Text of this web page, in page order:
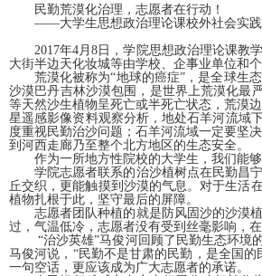
民勤荒漠化治理，志愿者在行动！
——大学生思想政治理论课校外社会实
2017年4月8日，学院思想政治理论课教
大街半边天化妆城等由学校、企事业单位和
荒漠化被称为“地球的癌症”，是全球生
沙漠巴丹吉林沙漠包围，是世界上荒漠化最
等天然沙生植物呈死亡或半死亡状态，荒漠
星遥感影像资料观察分析，地处石羊河流域
度重视民勤治沙问题；石羊河流域一定要坚
到河西走廊乃至整个北方地区的生态安全。
作为一所地方性院校的大学生，我们能
学院志愿者联系的治沙植树点在民勤昌
丘交织，更能触摸到沙漠的气息。对于生活
植物扎根于此，坚守最后的屏障。
志愿者团队种植的就是防风固沙的沙漠
过，气温低冷，志愿者没有受到丝毫影响，
“治沙英雄”马俊河回顾了民勤生态环境
马俊河说，“民勤不是甘肃的民勤，是全国
一句空话，更应该成为广大志愿者的承诺。